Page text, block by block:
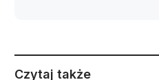
Czytaj także